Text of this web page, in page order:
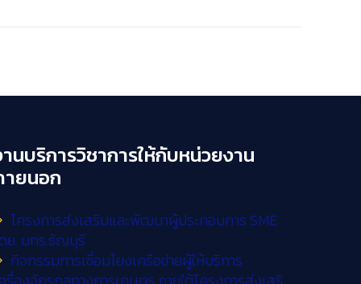
นบริการวิชาการให้กับหน่วยงาน
ยนอก
โครงการส่งเสริมและพัฒนาผู้ประกอบการ SME
ย. มทร.ธัญบุรี
กิจกรรมการเชื่อมโยงเครือข่ายผู้ให้บริการ